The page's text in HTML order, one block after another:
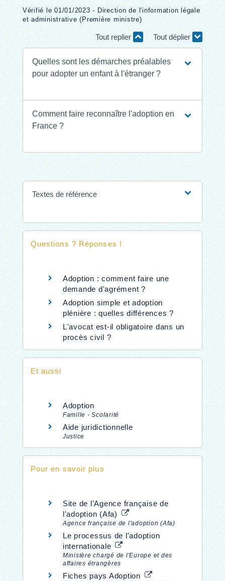
Vérifié le 01/01/2023 - Direction de l'information légale
et administrative (Première ministre)
Tout replier Tout déplier
Quelles sont les démarches préalables
pour adopter un enfant à l'étranger ?
Comment faire reconnaître l'adoption en
France ?
Textes de référence
Questions ? Réponses !
Adoption : comment faire une
demande d'agrément ?
Adoption simple et adoption
plénière : quelles différences ?
L'avocat est-il obligatoire dans un
procès civil ?
Et aussi
Adoption
Famille - Scolarité
Aide juridictionnelle
Justice
Pour en savoir plus
Site de l'Agence française de
l'adoption (Afa)
Agence française de l'adoption (Afa)
Le processus de l'adoption
internationale
Ministère chargé de l'Europe et des
affaires étrangères
Fiches pays Adoption